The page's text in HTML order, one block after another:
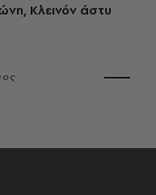
Κλεινόν άστυ